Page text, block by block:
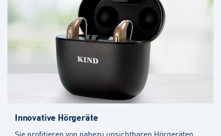
Innovative Hörgeräte